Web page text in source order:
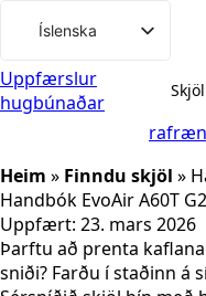
Fara
efni
Íslenska
Svenska
English (UK)
Dansk
Norsk bokmål
Suomi
Eesti
Uppfærslur
hugbúnaðar
Skjöl
Heim » Finndu skjöl »
Handbók EvoAir A60T G2
Uppfært: 23. mars 2026
Þarftu að prenta
sniði? Farðu í staðinn á